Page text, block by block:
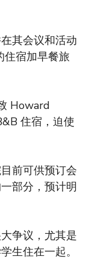
其会议和活动
住宿加早餐旅
Howard
住宿，迫使
前可供预订会
部分，预计明
争议，尤其是
生住在一起。